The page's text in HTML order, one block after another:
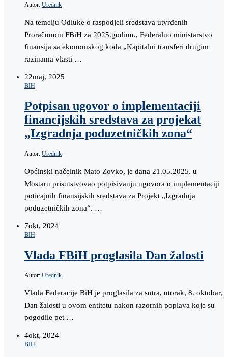
Autor: Urednik
Na temelju Odluke o raspodjeli sredstava utvrđenih
Proračunom FBiH za 2025.godinu., Federalno ministarstvo
finansija sa ekonomskog koda „Kapitalni transferi drugim
razinama vlasti …
22maj, 2025
BIH
Potpisan ugovor o implementaciji
financijskih sredstava za projekat
„Izgradnja poduzetničkih zona“
Autor: Urednik
Općinski načelnik Mato Zovko, je dana 21.05.2025. u
Mostaru prisutstvovao potpisivanju ugovora o implementaciji
poticajnih finansijskih sredstava za Projekt „Izgradnja
poduzetničkih zona“. …
7okt, 2024
BIH
Vlada FBiH proglasila Dan žalosti
Autor: Urednik
Vlada Federacije BiH je proglasila za sutra, utorak, 8. oktobar,
Dan žalosti u ovom entitetu nakon razornih poplava koje su
pogodile pet …
4okt, 2024
BIH